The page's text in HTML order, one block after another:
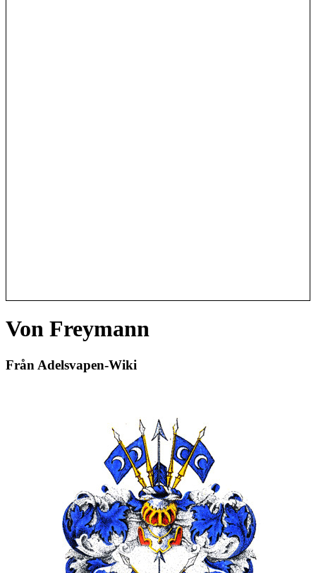
Von Freymann
Från Adelsvapen-Wiki